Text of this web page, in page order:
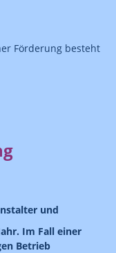
Förderung besteht
und
Im Fall einer
Betrieb